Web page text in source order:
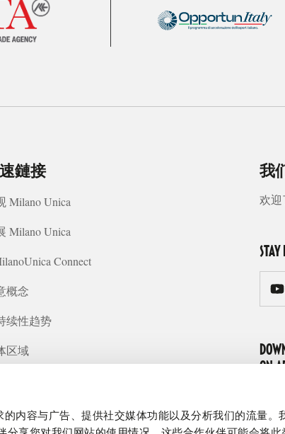
内容与广告、提供社交媒体功能以及分析我们的流量。
鏈接
Milano Unica
Milano Unica
Connect
概念
续性趋势
区域
我们
我
欢迎
STAY
ON